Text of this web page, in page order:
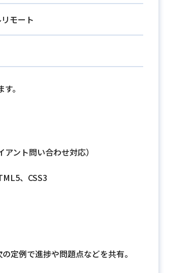
モート
。
ント問い合わせ対応）
、CSS3
定例で進捗や問題点などを共有。